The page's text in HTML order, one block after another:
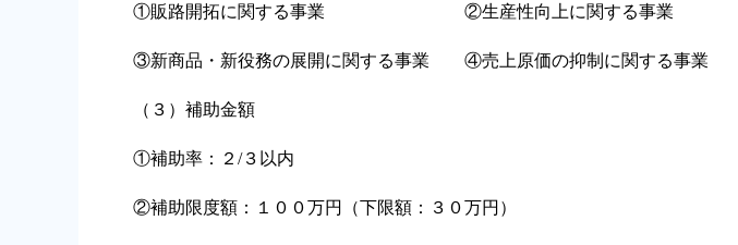
①販路開拓に関する事業 ②生産性向上に関する事業
③新商品・新役務の展開に関する事業 ④売上原価の抑制に関する事業
（３）補助金額
①補助率：２/３以内
②補助限度額：１００万円（下限額：３０万円）